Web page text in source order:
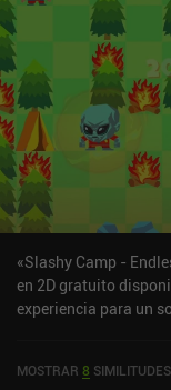
«Slashy Camp -
en 2D gratuito
experiencia para un
de 4,4 sobre 5,0 en
MOSTRAR 8 SIMILITUDES